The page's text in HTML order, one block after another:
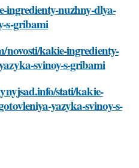
ingredienty-nuzhny-dlya-
s-gribami
novosti/kakie-ingredienty-
svinoy-s-gribami
stati/kakie-
yazyka-svinoy-s-